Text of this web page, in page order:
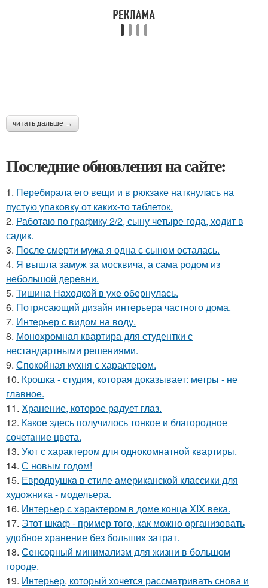
читать дальше →
Последние обновления на сайте:
1. Перебирала его вещи и в рюкзаке наткнулась на
пустую упаковку от каких-то таблеток.
2. Работаю по графику 2/2, сыну четыре года, ходит в
садик.
3. После смерти мужа я одна с сыном осталась.
4. Я вышла замуж за москвича, а сама родом из
небольшой деревни.
5. Тишина Находкой в ухе обернулась.
6. Потрясающий дизайн интерьера частного дома.
7. Интерьер с видом на воду.
8. Монохромная квартира для студентки с
нестандартными решениями.
9. Спокойная кухня с характером.
10. Крошка - студия, которая доказывает: метры - не
главное.
11. Хранение, которое радует глаз.
12. Какое здесь получилось тонкое и благородное
сочетание цвета.
13. Уют с характером для однокомнатной квартиры.
14. С новым годом!
15. Евродвушка в стиле американской классики для
художника - модельера.
16. Интерьер с характером в доме конца XIX века.
17. Этот шкаф - пример того, как можно организовать
удобное хранение без больших затрат.
18. Сенсорный минимализм для жизни в большом
городе.
19. Интерьер, который хочется рассматривать снова и